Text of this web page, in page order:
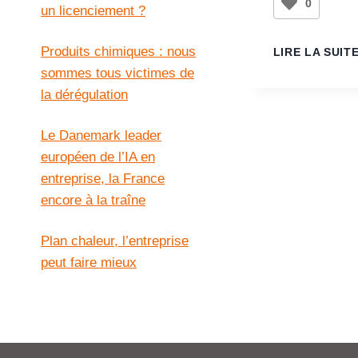
0
LIRE LA
un licenciement ?
Produits chimiques : nous
sommes tous victimes de
la dérégulation
Le Danemark leader
européen de l’IA en
entreprise, la France
encore à la traîne
Plan chaleur, l’entreprise
peut faire mieux